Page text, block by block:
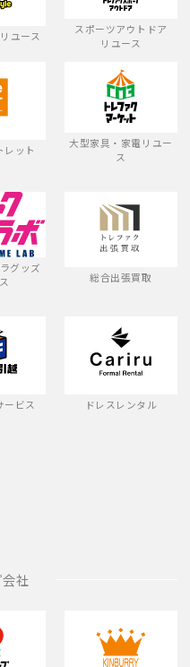
ユース
スポーツアウトドア
リユース
レット
大型家具・家電リユー
ス
グッズ
総合出張買取
ービス ドレスレンタル
社